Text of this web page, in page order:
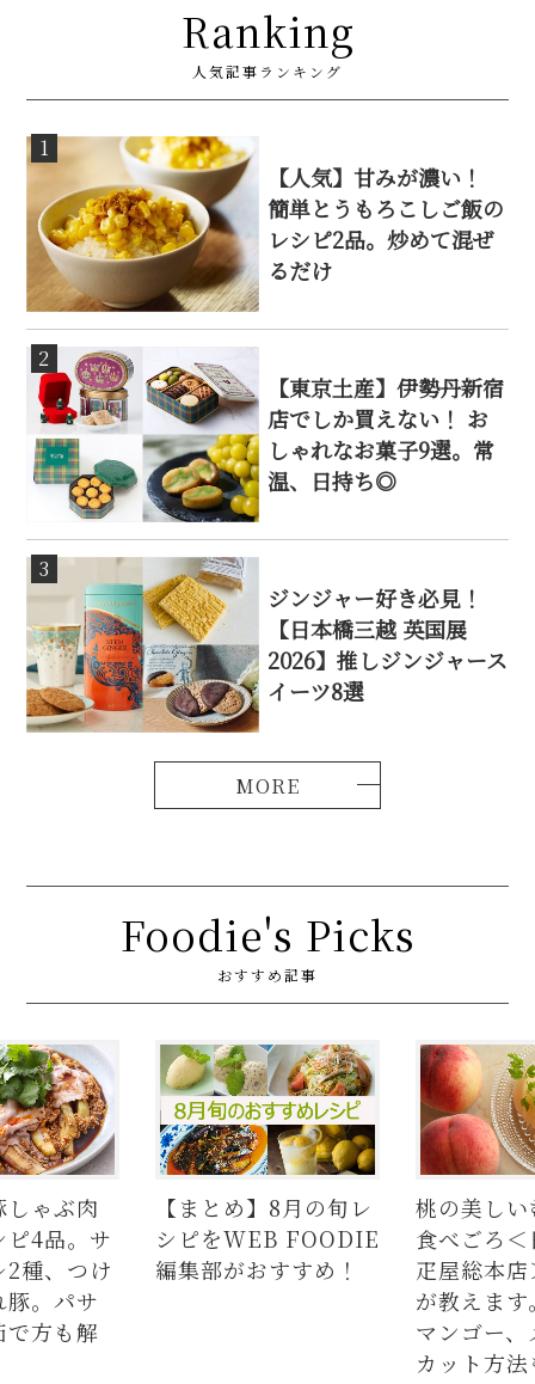
Ranking
人気記事ランキング
1
【人気】甘みが濃い！
簡単とうもろこしご飯の
レシピ2品。炒めて混ぜ
るだけ
2
【東京土産】伊勢丹新宿
店でしか買えない！ お
しゃれなお菓子9選。常
温、日持ち◎
3
ジンジャー好き必見！
【日本橋三越 英国展
2026】推しジンジャース
イーツ8選
Foodie's Picks
おすすめ記事
ゃぶ肉
4品。サ
種、つけ
。パサ
で方も解
【まとめ】8月の旬レ
シピをWEB FOODIE
編集部がおすすめ！
桃の美し
食べごろ
疋屋総本
が教えま
マンゴー
カット方